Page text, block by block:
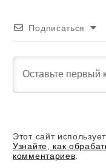
Подписаться
Этот сайт
Узнайте, как
комментариев